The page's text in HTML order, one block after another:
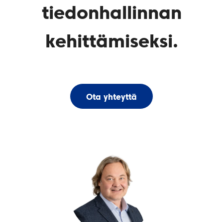
tiedonhallinnan
kehittämiseksi.
Ota yhteyttä